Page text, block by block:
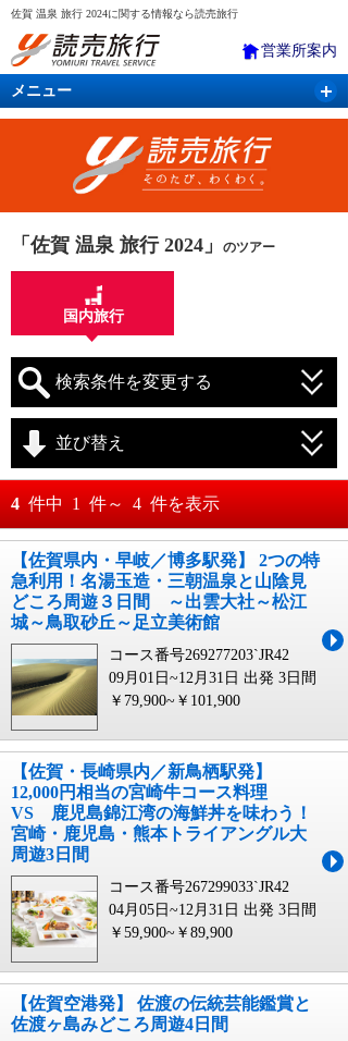
佐賀 温泉 旅行 2024に関する情報なら読売旅行
営業所案内
メニュー
国内旅行 バスツアー 海外旅行
「佐賀 温泉 旅行 2024」 のツアー
国内旅行
検索条件を変更する
月 日～
月 日
並び替え
おすすめ順
料金が安い順
料金が高い順
4 件中 1 件～ 4 件を表示
【佐賀県内・早岐／博多駅発】 2つの特
急利用！名湯玉造・三朝温泉と山陰見
どころ周遊３日間 ～出雲大社～松江
城～鳥取砂丘～足立美術館
コース番号269277203`JR42
09月01日~12月31日 出発 3日間
￥79,900~￥101,900
【佐賀・長崎県内／新鳥栖駅発】
12,000円相当の宮崎牛コース料理
VS 鹿児島錦江湾の海鮮丼を味わう！
宮崎・鹿児島・熊本トライアングル大
周遊3日間
コース番号267299033`JR42
04月05日~12月31日 出発 3日間
￥59,900~￥89,900
【佐賀空港発】 佐渡の伝統芸能鑑賞と
佐渡ヶ島みどころ周遊4日間